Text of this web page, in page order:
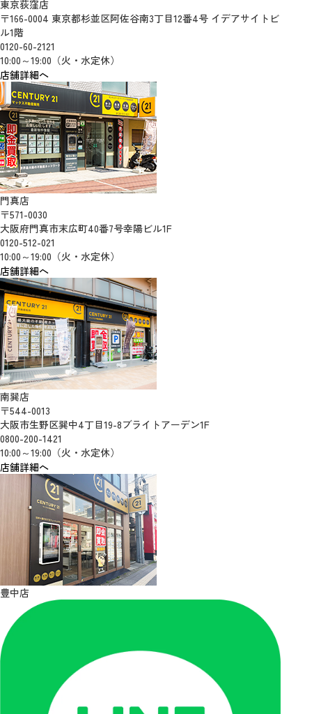
東京荻窪店
〒166-0004 東京都杉並区阿佐谷南3丁目12番4号 イデアサイトビ
ル1階
0120-60-2121
10:00～19:00（火・水定休）
店舗詳細へ
門真店
〒571-0030
大阪府門真市末広町40番7号幸陽ビル1F
0120-512-021
10:00～19:00（火・水定休）
店舗詳細へ
南巽店
〒544-0013
大阪市生野区巽中4丁目19-8ブライトアーデン1F
0800-200-1421
10:00～19:00（火・水定休）
店舗詳細へ
豊中店